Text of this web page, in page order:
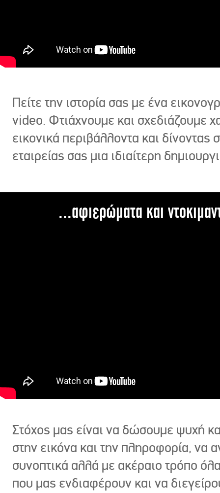
Πείτε την ιστορία σας με ένα
video. Φτιάχνουμε και σχεδιάζουμε
εικονικά περιβάλλοντα και δίνοντας
εταιρείας σας μια ιδιαίτερη
...αφιερώματα και
Στόχος μας είναι να δώσουμε ψυχή
στην εικόνα και την πληροφορία, να
συνοπτικά αλλά με ακέραιο τρόπο
που μας ενδιαφέρουν και να